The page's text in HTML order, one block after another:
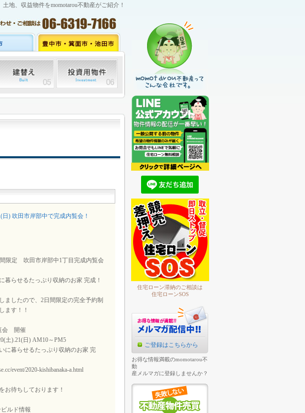
地、収益物件をmomotarou不動産がご紹介！
日) 吹田市岸部中で完成内覧会！
間限定 吹田市岸部中1丁目完成内覧会
暮らせるたっぷり収納のお家 完成！
ましたので、2日間限定の完全予約制
ます！！
会 開催
土).21(日) AM10～PM5
に暮らせるたっぷり収納のお家 完
event/2020-kishibanaka-a.html
お待ちしております！
ルド情報
住宅ローン滞納のご相談は
住宅ローンSOS
ご登録はこちらから
お得な情報満載のmomotarou不
動
産メルマガに登録しませんか？